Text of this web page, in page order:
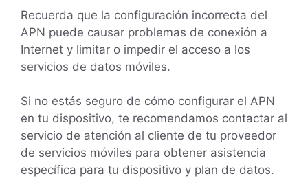
Recuerda que la configuración incorrecta del
APN puede causar problemas de conexión a
Internet y limitar o impedir el acceso a los
servicios de datos móviles.
Si no estás seguro de cómo configurar el APN
en tu dispositivo, te recomendamos contactar al
servicio de atención al cliente de tu proveedor
de servicios móviles para obtener asistencia
específica para tu dispositivo y plan de datos.